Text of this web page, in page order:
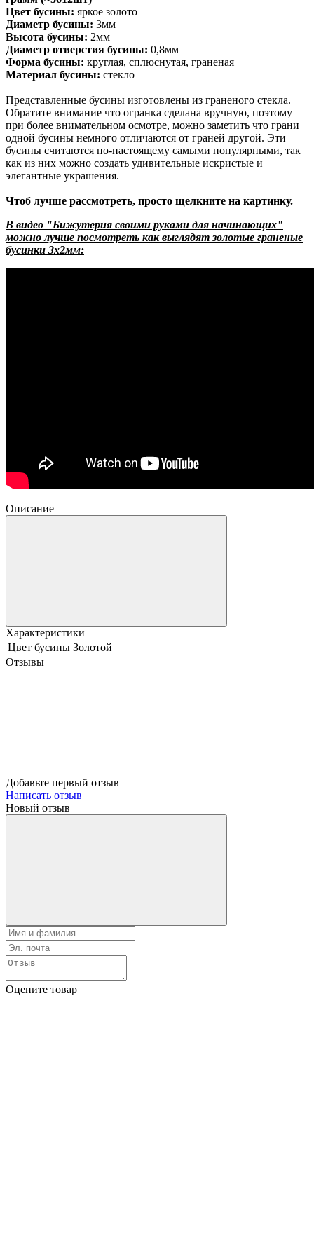
Цвет бусины: яркое золото
Диаметр бусины: 3мм
Высота бусины: 2мм
Диаметр отверстия бусины: 0,8мм
Форма бусины: круглая, сплюснутая, граненая
Материал бусины: стекло
Представленные бусины изготовлены из граненого стекла.
Обратите внимание что огранка сделана вручную, поэтому
при более внимательном осмотре, можно заметить что грани
одной бусины немного отличаются от граней другой. Эти
бусины считаются по-настоящему самыми популярными, так
как из них можно создать удивительные искристые и
элегантные украшения.
Чтоб лучше рассмотреть, просто щелкните на картинку.
В видео "Бижутерия своими руками для начинающих"
можно лучше посмотреть как выглядят золотые граненые
бусинки 3х2мм:
Описание
Характеристики
Цвет бусины Золотой
Отзывы
Добавьте первый отзыв
Написать отзыв
Новый отзыв
Оцените товар